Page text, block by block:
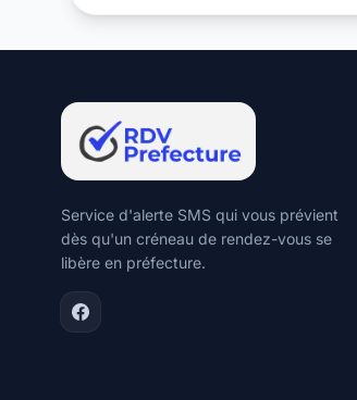
Service d'alerte SMS qui vous prévient
dès qu'un créneau de rendez-vous se
libère en préfecture.